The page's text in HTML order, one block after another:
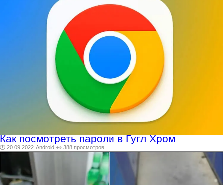
Как посмотреть пароли в Гугл Хром
🕑 20.09.2022 Android 👀 388 просмотров